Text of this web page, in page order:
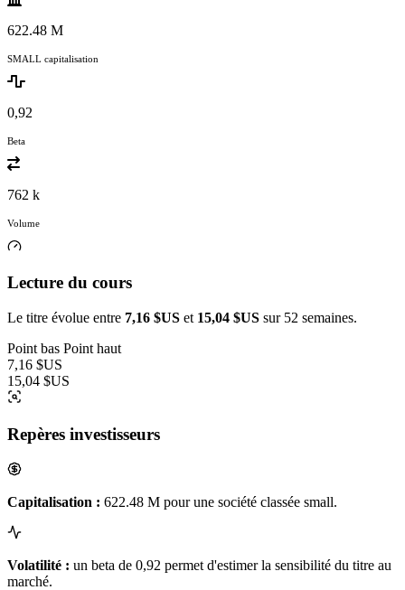
622.48 M
SMALL capitalisation
0,92
Beta
762 k
Volume
Lecture du cours
Le titre évolue entre 7,16 $US et 15,04 $US sur 52 semaines.
Point bas Point haut
7,16 $US
15,04 $US
Repères investisseurs
Capitalisation : 622.48 M pour une société classée small.
Volatilité : un beta de 0,92 permet d'estimer la sensibilité du titre au
marché.